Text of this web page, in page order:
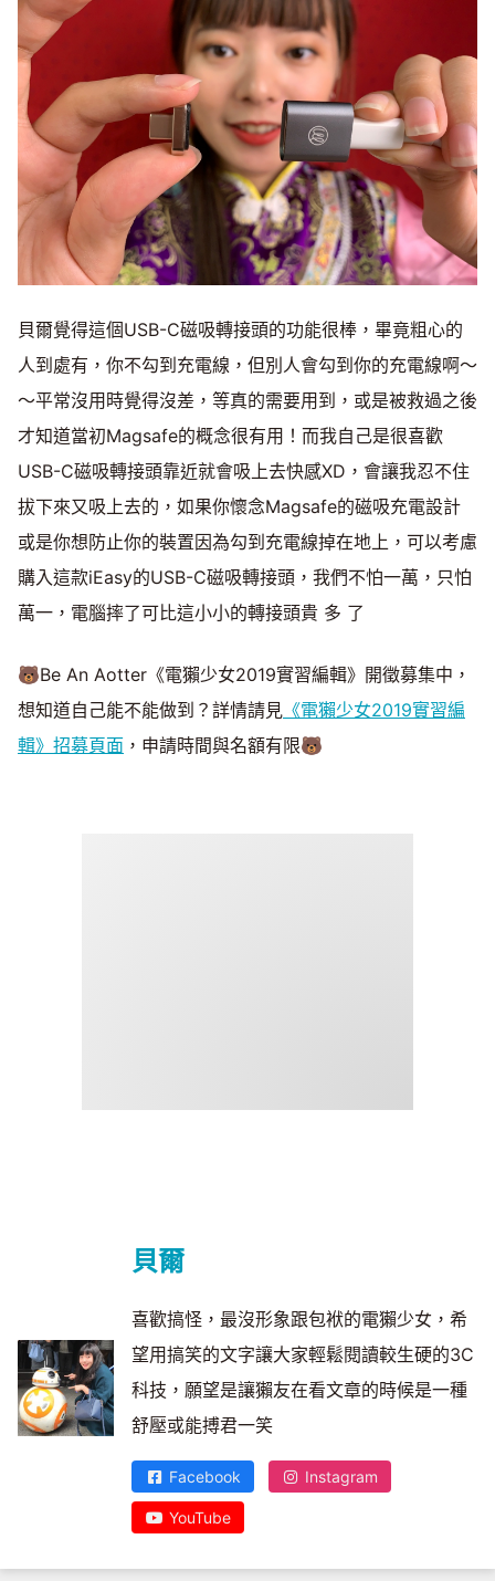
貝爾覺得這個USB-C磁吸轉接頭的功能很棒，畢竟粗心的
人到處有，你不勾到充電線，但別人會勾到你的充電線啊～
～平常沒用時覺得沒差，等真的需要用到，或是被救過之後
才知道當初Magsafe的概念很有用！而我自己是很喜歡
USB-C磁吸轉接頭靠近就會吸上去快感XD，會讓我忍不住
拔下來又吸上去的，如果你懷念Magsafe的磁吸充電設計
或是你想防止你的裝置因為勾到充電線掉在地上，可以考慮
購入這款iEasy的USB-C磁吸轉接頭，我們不怕一萬，只怕
萬一，電腦摔了可比這小小的轉接頭貴 多 了
🐻Be An Aotter《電獺少女2019實習編輯》開徵募集中，
想知道自己能不能做到？詳情請見 《電獺少女2019實習編
輯》招募頁面 ，申請時間與名額有限🐻
貝爾
喜歡搞怪，最沒形象跟包袱的電獺少女，希
望用搞笑的文字讓大家輕鬆閱讀較生硬的3C
科技，願望是讓獺友在看文章的時候是一種
舒壓或能搏君一笑
Facebook Instagram
YouTube